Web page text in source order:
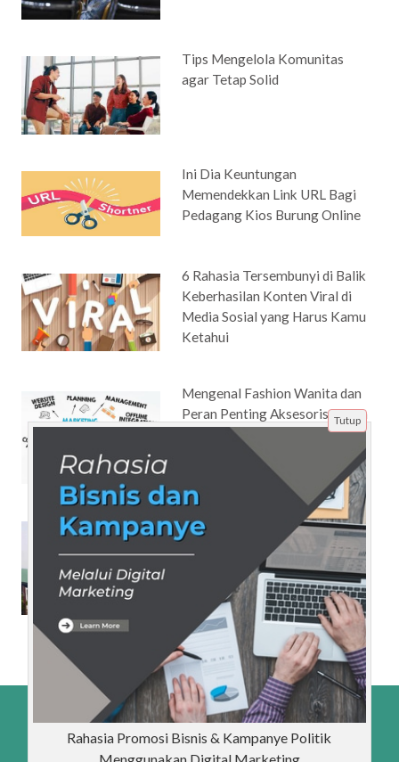
Tips Mengelola Komunitas
agar Tetap Solid
Ini Dia Keuntungan
Memendekkan Link URL Bagi
Pedagang Kios Burung Online
6 Rahasia Tersembunyi di Balik
Keberhasilan Konten Viral di
Media Sosial yang Harus Kamu
Ketahui
Mengenal Fashion Wanita dan
Peran Penting Aksesoris dalam
Penampilan
Mengenal Anggota DPR
Lulusan Luar Negeri: Siapa
Mereka dan Apa Kontribusinya?
Beranda Artikel Tentang Kami
Disclaimer
Sitemap
Tutup
Rahasia Promosi Bisnis & Kampanye Politik